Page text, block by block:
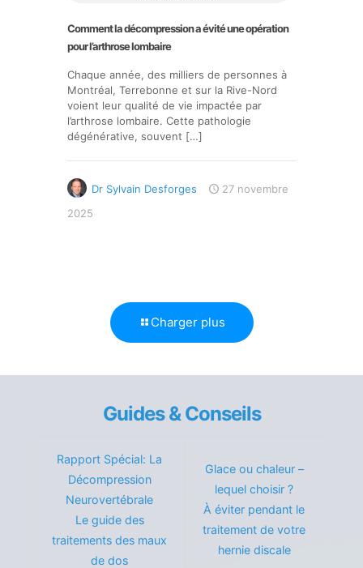
Comment la décompression a évité une opération
pour l’arthrose lombaire
Chaque année, des milliers de personnes à
Montréal, Terrebonne et sur la Rive-Nord
voient leur qualité de vie impactée par
l’arthrose lombaire. Cette pathologie
dégénérative, souvent […]
Dr Sylvain Desforges
27 novembre
2025
Charger plus
Guides & Conseils
Rapport Spécial: La
Décompression
Neurovertébrale
Le guide des
traitements des maux
de dos
Glace ou chaleur –
lequel choisir ?
À éviter pendant le
traitement de votre
hernie discale